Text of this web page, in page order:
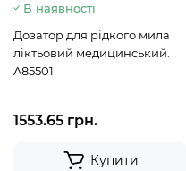
В наявності
Дозатор для рідкого мила
ліктьовий медицинський.
A85501
1553.65 грн.
Купити